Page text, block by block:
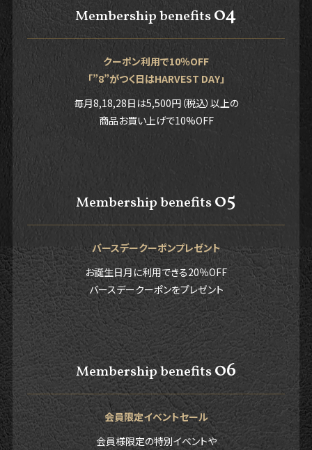
Membership benefits04
クーポン利用で10％OFF
「”8”がつく日はHARVEST DAY」
毎月8,18,28日は5,500円（税込）以上の
商品お買い上げで10%OFF
Membership benefits05
バースデークーポンプレゼント
お誕生日月に利用できる20％OFF
バースデークーポンをプレゼント
Membership benefits06
会員限定イベントセール
会員様限定の特別イベントや